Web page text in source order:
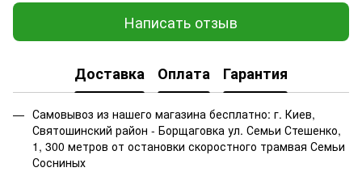
Написать отзыв
Доставка Оплата Гарантия
Самовывоз из нашего магазина бесплатно: г. Киев,
Святошинский район - Борщаговка ул. Семьи Стешенко,
1, 300 метров от остановки скоростного трамвая Семьи
Сосниных